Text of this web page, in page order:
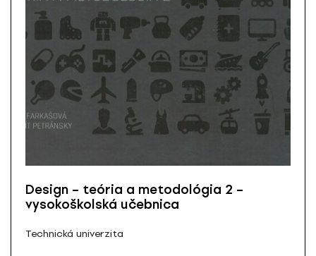
Design – teória a metodológia 2 –
vysokoškolská učebnica
Technická univerzita